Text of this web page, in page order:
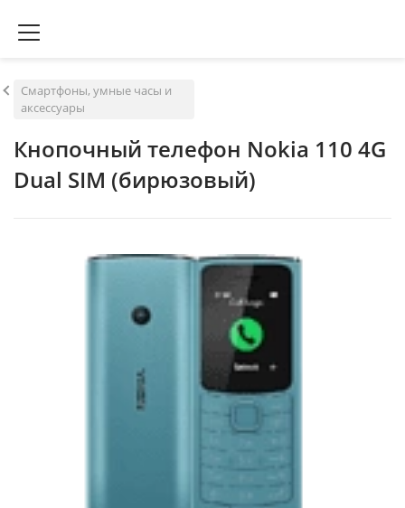
Смартфоны, умные часы и
аксессуары
Кнопочный телефон Nokia 110 4G
Dual SIM (бирюзовый)